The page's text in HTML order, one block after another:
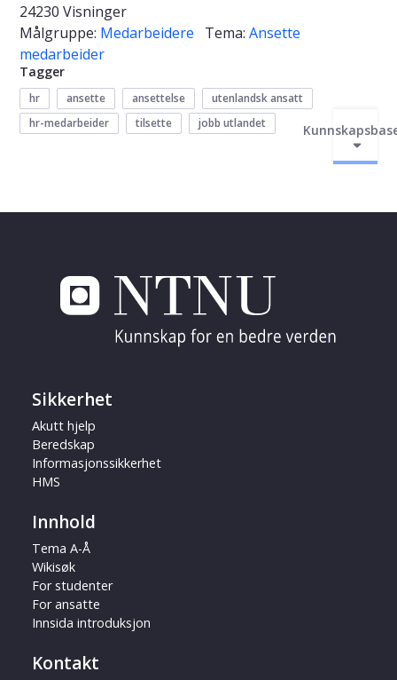
24230 Visninger
Målgruppe: Medarbeidere Tema: Ansette
medarbeider
Tagger
hr ansette ansettelse
utenlandsk ansatt
hr-medarbeider
tilsette jobb utlandet
Sikkerhet
Akutt hjelp
Beredskap
Informasjonssikkerhet
HMS
Innhold
Tema A-Å
Wikisøk
For studenter
For ansatte
Innsida introduksjon
Kontakt